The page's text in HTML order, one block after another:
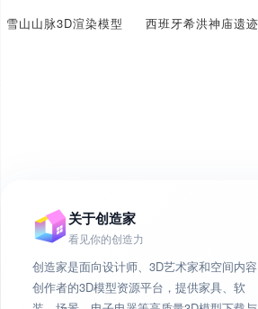
雪山山脉3D渲染模型
关于创造家
看见你的创造力
创造家是面向设计师、3D艺术家和空间内容
创作者的3D模型资源平台，提供家具、软